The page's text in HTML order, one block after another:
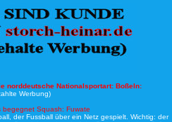
norddeutsche Nationalsportart: Boßeln:
Werbung)
begegnet Squash: Fuwate
der Fussball über ein Netz gespielt. Wichtig: der